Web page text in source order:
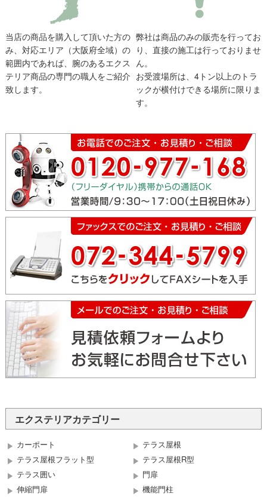
当店の商品を購入して頂いた方の
み、対応エリア（大阪府全域）の
範囲内であれば、腕のあるエクス
テリア商品の専門の職人をご紹介
致します。
弊社は商品のみの販売を行ってお
り、直接の施工は行っておりませ
ん。
お受渡場所は、4トン以上のトラ
ックが横付けできる場所に限りま
す。
エクステリアカテゴリー
カーポート
テラス屋根
テラス屋根フラット型
テラス屋根R型
テラス囲い
門扉
伸縮門扉
機能門柱